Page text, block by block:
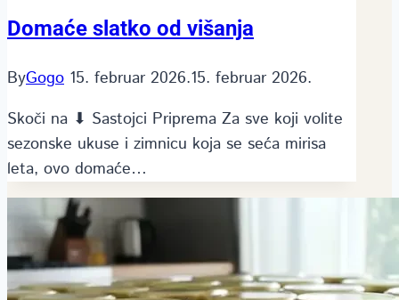
Domaće slatko od višanja
ByGogo 15. februar 2026.15. februar 2026.
Skoči na ⬇ Sastojci Priprema Za sve koji volite
sezonske ukuse i zimnicu koja se seća mirisa
leta, ovo domaće…